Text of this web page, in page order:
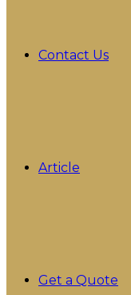
Contact Us
Article
Get a Quote